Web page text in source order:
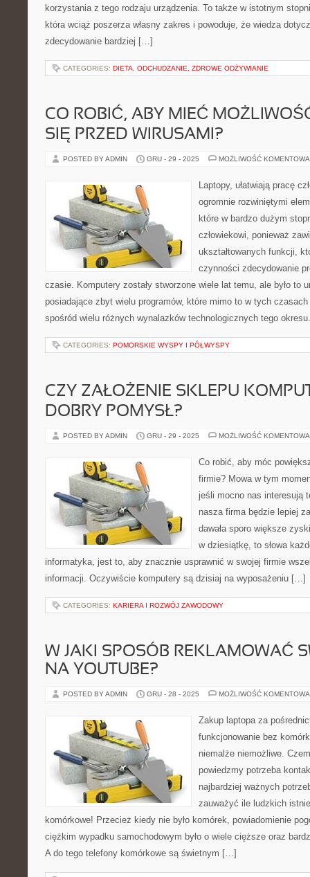
korzystania z tego rodzaju urządzenia. To także w istotnym
która wciąż poszerza własny zakres i powoduje, że wiedza
zdecydowanie bardziej […]
CATEGORIES: DIETA, ODCHUDZANIE, ZDROWE ODŻYWIANIE
CO ROBIĆ, ABY MIEĆ
SIĘ PRZED WIRUSAMI?
POSTED BY ADMIN GRU - 29 - 2025 MOŻLIWOŚĆ
Laptopy, ułatwiają pracę
ogromnie rozwiniętymi
które w bardzo dużym
człowiekowi, ponieważ
ukształtowanych funkcji,
czynności zdecydowanie
czasie. Komputery zostały stworzone wiele lat temu, ale było to
posiadające zbyt wielu programów, które mimo to w tych czasach
spośród wielu różnych wynalazków technologicznych tego
CATEGORIES: POMORSKIE WYSPY I PÓŁWYSPY
CZY ZAŁOŻENIE SKLEPU
DOBRY POMYSŁ?
POSTED BY ADMIN GRU - 29 - 2025 MOŻLIWOŚĆ
Co robić, aby móc
firmie? Mowa w tym
jeśli mocno nas interesują
nasza firma będzie lepiej
dawała sporo większe
w dziesiątkę, to słowa
informatyka, jest to, aby znacznie usprawnić w swojej firmie
informacji. Oczywiście komputery są dzisiaj na wyposażeniu […]
CATEGORIES: KARIERA I ROZWÓJ ZAWODOWY
W JAKI SPOSÓB REKLAMOWAĆ
NA YOUTUBE?
POSTED BY ADMIN GRU - 28 - 2025 MOŻLIWOŚĆ
Zakup laptopa za
funkcjonowanie bez
niemalże niemożliwe.
powiedzmy potrzeba
najbardziej ważnych
zauważyć ile ludzkich
komórkowe! Przecież kiedy nie było komórek, powiadomienie
ciężkim wypadku samochodowym było o wiele cięższe oraz
A do tego telefony komórkowe są świetnym […]